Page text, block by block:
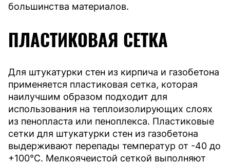
большинства материалов.
ПЛАСТИКОВАЯ СЕТКА
Для штукатурки стен из кирпича и газобетона
применяется пластиковая сетка, которая
наилучшим образом подходит для
использования на теплоизолирующих слоях
из пенопласта или пеноплекса. Пластиковые
сетки для штукатурки стен из газобетона
выдерживают перепады температур от -40 до
+100°С. Мелкоячеистой сеткой выполняют